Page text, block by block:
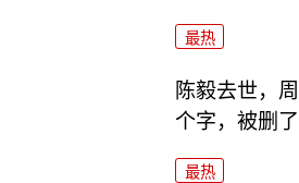
最热
陈毅去世，
个字，被删了
最热